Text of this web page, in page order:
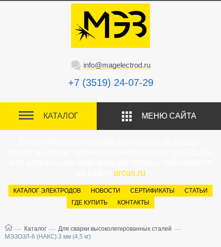
info@magelectrod.ru
+7 (3519) 24-07-29
КАТАЛОГ МЕНЮ САЙТА
arcus.ru
КАТАЛОГ ЭЛЕКТРОДОВ НОВОСТИ СЕРТИФИКАТЫ
СТАТЬИ
ГДЕ КУПИТЬ
КОНТАКТЫ
— Каталог — Для сварки высоколегированных сталей —
МЭЗОЗЛ-6 (НАКС) 3 мм (4,5 кг)